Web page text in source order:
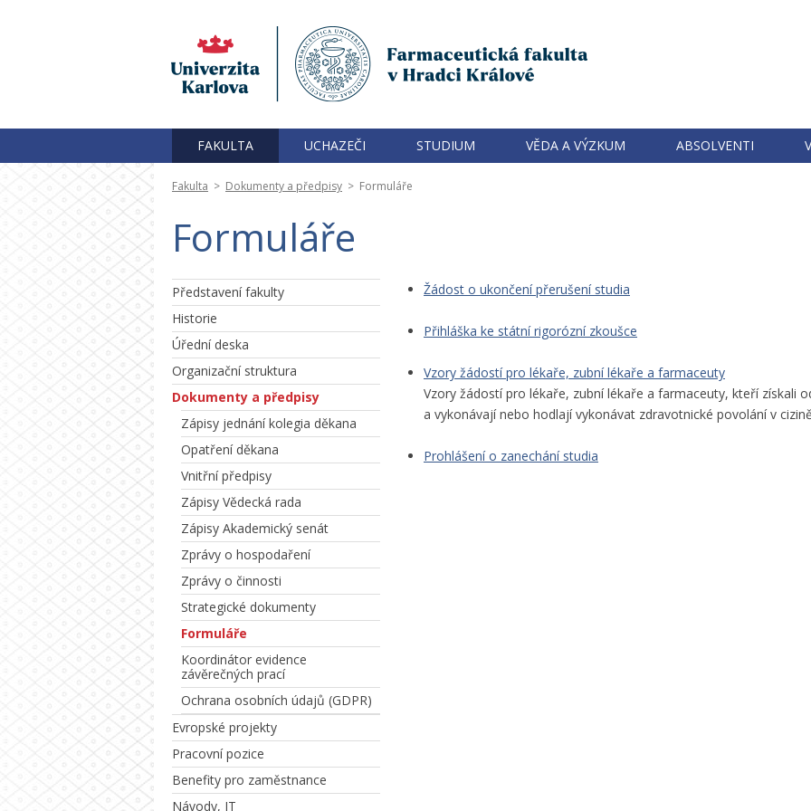
FAKULTA UCHAZEČI STUDIUM VĚDA A VÝZKUM ABSOLVENTI
Fakulta > Dokumenty a předpisy > Formuláře
Formuláře
Představení fakulty
Historie
Úřední deska
Organizační struktura
Dokumenty a předpisy
Zápisy jednání kolegia děkana
Opatření děkana
Vnitřní předpisy
Zápisy Vědecká rada
Zápisy Akademický senát
Zprávy o hospodaření
Zprávy o činnosti
Strategické dokumenty
Formuláře
Koordinátor evidence
závěrečných prací
Ochrana osobních údajů (GDPR)
Evropské projekty
Pracovní pozice
Benefity pro zaměstnance
Návody, IT
Žádost o ukončení přerušení studia
Přihláška ke státní rigorózní zkoušce
Vzory žádostí pro lékaře, zubní lékaře a farmaceuty
Vzory žádostí pro lékaře, zubní lékaře a farmaceuty, kteří získali
a vykonávají nebo hodlají vykonávat zdravotnické povolání v
Prohlášení o zanechání studia